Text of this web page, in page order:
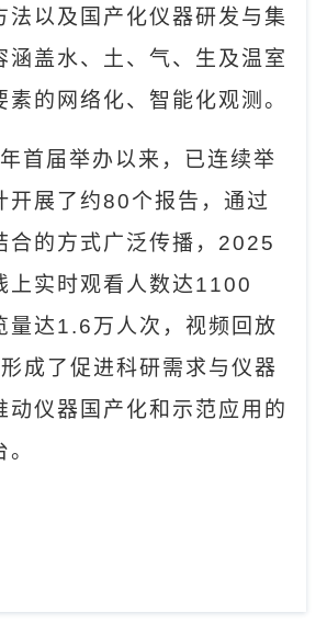
法以及国产化仪器研发与集
涵盖水、土、气、生及温室
素的网络化、智能化观测。
年首届举办以来，已连续举
开展了约80个报告，通过
合的方式广泛传播， 2025
上实时观看人数达1100
量达1.6万人次，视频回放
成了促进科研需求与仪器
动仪器国产化和示范应用的